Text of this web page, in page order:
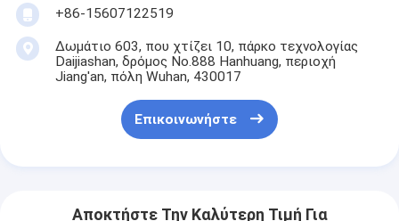
+86-15607122519
Δωμάτιο 603, που χτίζει 10, πάρκο τεχνολογίας
Daijiashan, δρόμος No.888 Hanhuang, περιοχή
Jiang'an, πόλη Wuhan, 430017
Επικοινωνήστε
Αποκτήστε Την Καλύτερη Τιμή Για